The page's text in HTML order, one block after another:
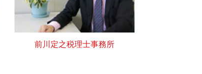
前川定之税理士事務所